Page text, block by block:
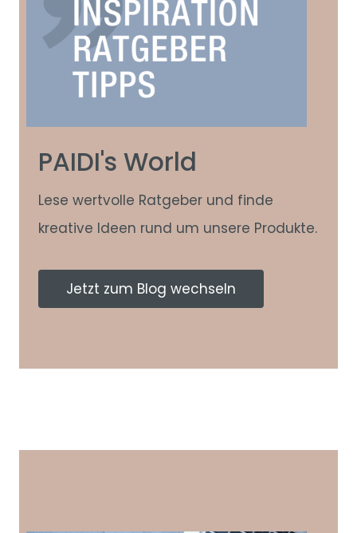
PAIDI's World
Lese wertvolle Ratgeber und finde
kreative Ideen rund um unsere Produkte.
Jetzt zum Blog wechseln